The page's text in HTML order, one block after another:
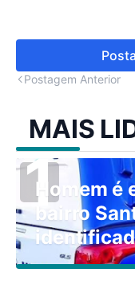
Postagem Anterior
MAIS
Homem é
bairro